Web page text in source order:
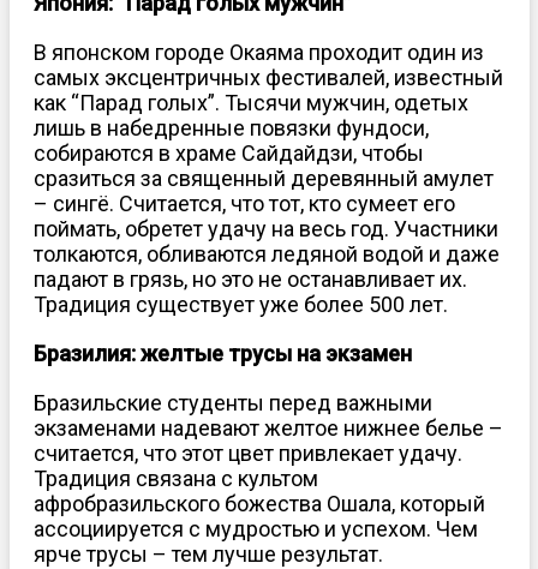
В японском городе Окаяма проходит один из
самых эксцентричных фестивалей, известный
как “Парад голых”. Тысячи мужчин, одетых
лишь в набедренные повязки фундоси,
собираются в храме Сайдайдзи, чтобы
сразиться за священный деревянный амулет
– сингё. Считается, что тот, кто сумеет его
поймать, обретет удачу на весь год. Участники
толкаются, обливаются ледяной водой и даже
падают в грязь, но это не останавливает их.
Традиция существует уже более 500 лет.
Бразилия: желтые трусы на экзамен
Бразильские студенты перед важными
экзаменами надевают желтое нижнее белье –
считается, что этот цвет привлекает удачу.
Традиция связана с культом
афробразильского божества Ошала, который
ассоциируется с мудростью и успехом. Чем
ярче трусы – тем лучше результат.